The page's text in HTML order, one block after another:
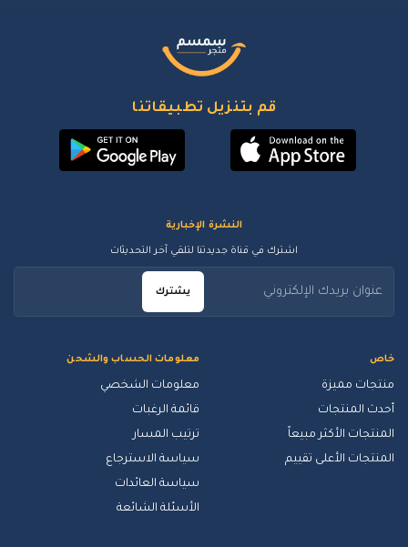
قم بتنزيل تطبيقاتنا
خاص
منتجات مميزة
أحدث المنتجات
المنتجات الأكثر مبيعاً
المنتجات الأعلى تقييم
معلومات الحساب والشحن
معلومات الشخصي
قائمة الرغبات
ترتيب المسار
سياسة الاسترجاع
سياسة العائدات
الأسئلة الشائعة
النشرة الإخبارية
اشترك في قناة جديدتنا لتلقي آخر التحديثات
يشترك